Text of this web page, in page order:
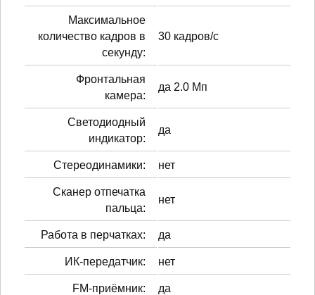
Максимальное
количество кадров в
секунду:
30 кадров/с
Фронтальная
камера:
да 2.0 Мп
Светодиодный
индикатор:
да
Стереодинамики: нет
Сканер отпечатка
пальца:
нет
Работа в перчатках: да
ИК-передатчик: нет
FM-приёмник: да